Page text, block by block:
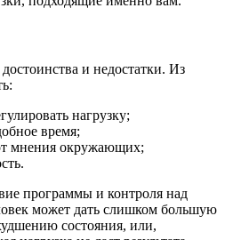
и недостатки. Из
нагрузку;
время;
мнения окружающих;
программы и контроля над
может дать слишком большую
состояния, или,